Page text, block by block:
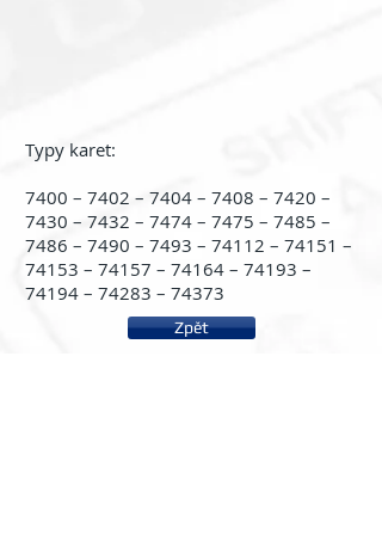
Typy karet:
7400 – 7402 – 7404 – 7408 – 7420 –
7430 – 7432 – 7474 – 7475 – 7485 –
7486 – 7490 – 7493 – 74112 – 74151 –
74153 – 74157 – 74164 – 74193 –
74194 – 74283 – 74373
Zpět